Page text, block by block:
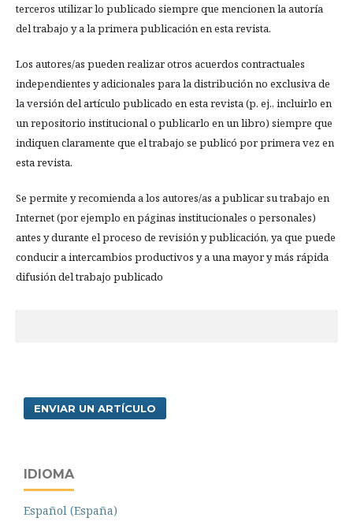
terceros utilizar lo publicado siempre que mencionen la autoría
del trabajo y a la primera publicación en esta revista.
Los autores/as pueden realizar otros acuerdos contractuales
independientes y adicionales para la distribución no exclusiva de
la versión del artículo publicado en esta revista (p. ej., incluirlo en
un repositorio institucional o publicarlo en un libro) siempre que
indiquen claramente que el trabajo se publicó por primera vez en
esta revista.
Se permite y recomienda a los autores/as a publicar su trabajo en
Internet (por ejemplo en páginas institucionales o personales)
antes y durante el proceso de revisión y publicación, ya que puede
conducir a intercambios productivos y a una mayor y más rápida
difusión del trabajo publicado
ENVIAR UN ARTÍCULO
IDIOMA
Español (España)